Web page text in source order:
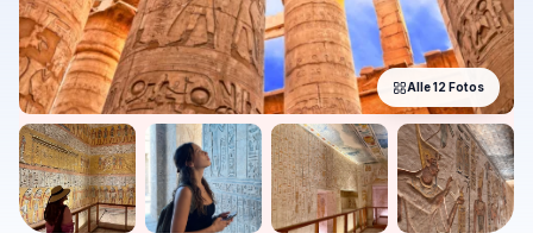
Alle 12 Fotos